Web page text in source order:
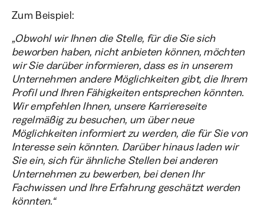
Zum Beispiel:
„Obwohl wir Ihnen die Stelle, für die Sie sich
beworben haben, nicht anbieten können, möchten
wir Sie darüber informieren, dass es in unserem
Unternehmen andere Möglichkeiten gibt, die Ihrem
Profil und Ihren Fähigkeiten entsprechen könnten.
Wir empfehlen Ihnen, unsere Karriereseite
regelmäßig zu besuchen, um über neue
Möglichkeiten informiert zu werden, die für Sie von
Interesse sein könnten. Darüber hinaus laden wir
Sie ein, sich für ähnliche Stellen bei anderen
Unternehmen zu bewerben, bei denen Ihr
Fachwissen und Ihre Erfahrung geschätzt werden
könnten.“